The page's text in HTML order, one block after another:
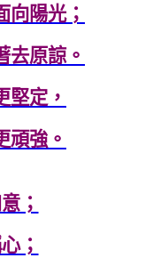
向陽光；
去原諒。
堅定，
頑強。
；
；